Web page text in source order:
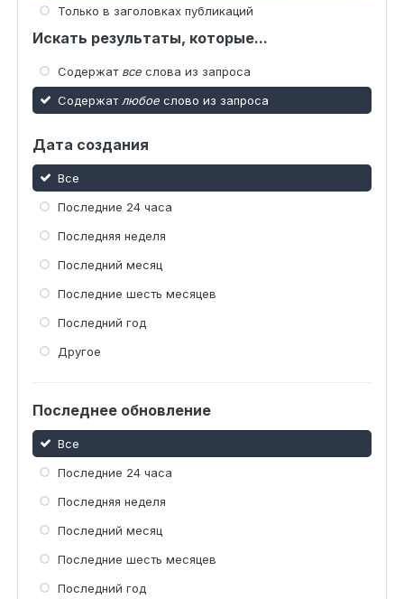
Только в заголовках публикаций
Искать результаты, которые...
Содержат все слова из запроса
Содержат любое слово из запроса
Дата создания
Все
Последние 24 часа
Последняя неделя
Последний месяц
Последние шесть месяцев
Последний год
Другое
Последнее обновление
Все
Последние 24 часа
Последняя неделя
Последний месяц
Последние шесть месяцев
Последний год